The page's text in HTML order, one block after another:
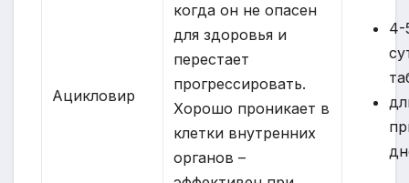
Ацикловир
когда он не опасен
для здоровья и
перестает
прогрессировать.
Хорошо проникает в
клетки внутренних
органов –
4-